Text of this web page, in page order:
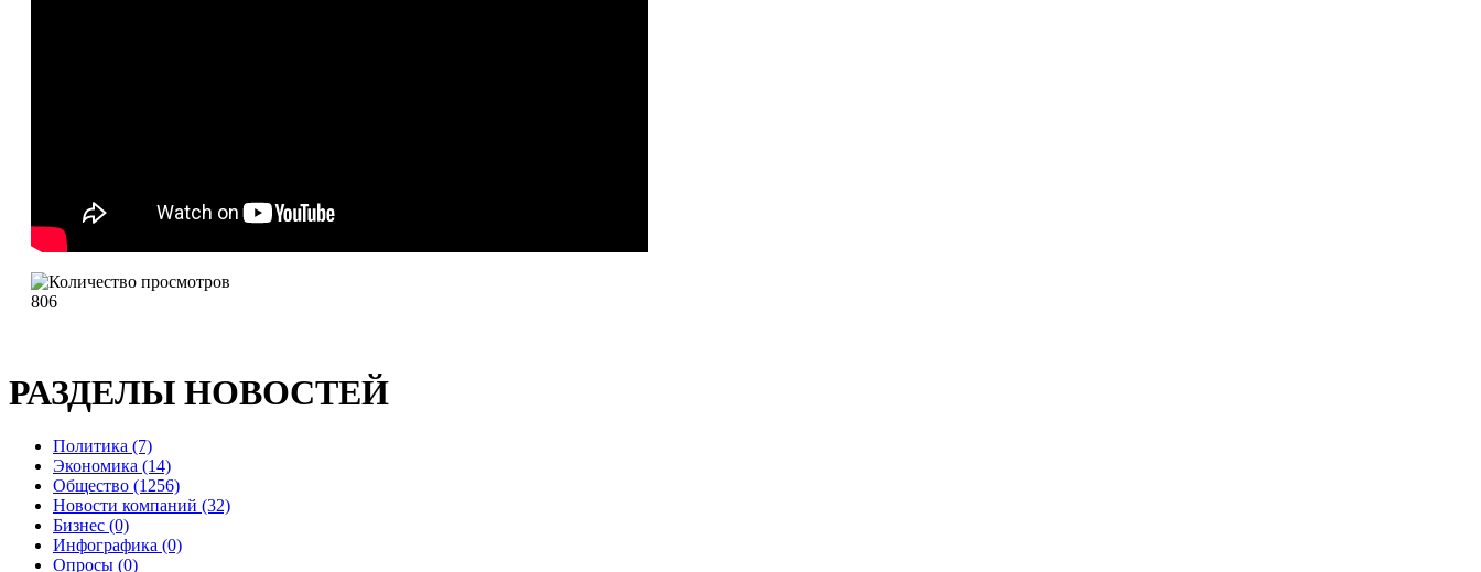
806
РАЗДЕЛЫ НОВОСТЕЙ
Политика (7)
Экономика (14)
Общество (1256)
Новости компаний (32)
Бизнес (0)
Инфографика (0)
Опросы (0)